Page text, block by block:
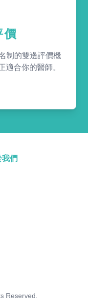
價
制的雙邊評價機
適合你的醫師。
我們
Reserved.